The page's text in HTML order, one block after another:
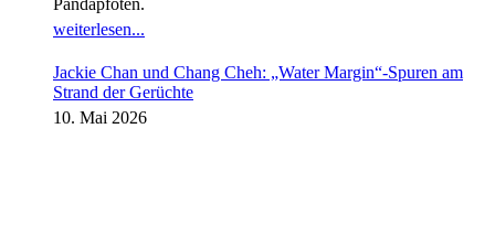
Pandapfoten.
weiterlesen...
Jackie Chan und Chang Cheh: „Water Margin“-Spuren am
Strand der Gerüchte
10. Mai 2026